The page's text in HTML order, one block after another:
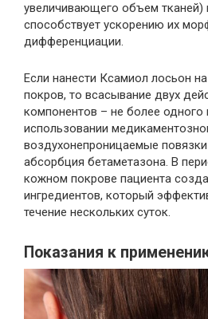
увеличивающего объем тканей)
способствует ускорению их
дифференциации.
Если нанести Ксамиол лосьон
покров, то всасывание двух
компонентов – не более одного
использовании
воздухонепроницаемые
абсорбция бетаметазона. В
кожном покрове пациента
ингредиентов, который
течение нескольких суток.
Показания к